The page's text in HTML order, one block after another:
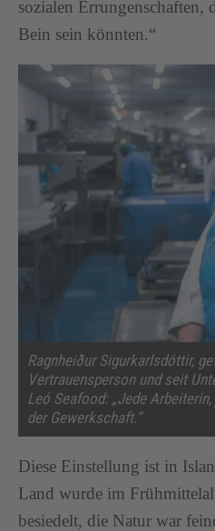
sozialen Errungenschaften,
Bein sein könnten.“
Ragnheiður Sigurkarlsdóttir,
Vertrauensperson und seit
Leó Seafood: „Jede
der Gewerkschaft.“
Diese Einstellung ist in
Land wurde im
besiedelt, die Natur war